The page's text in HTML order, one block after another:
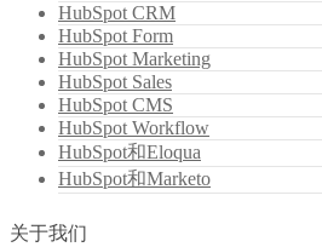
HubSpot CRM
HubSpot Form
HubSpot Marketing
HubSpot Sales
HubSpot CMS
HubSpot Workflow
HubSpot和Eloqua
HubSpot和Marketo
关于我们